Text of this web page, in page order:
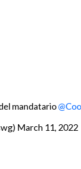
mandatario
March 11, 2022